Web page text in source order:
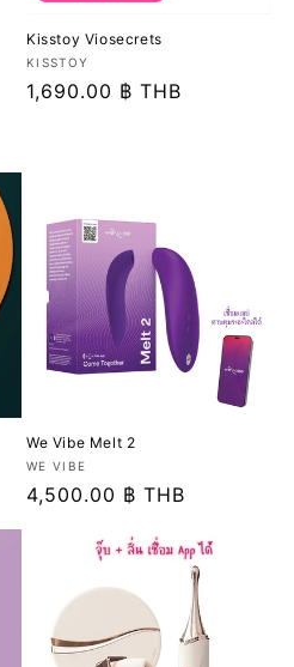
Kisstoy Viosecrets
เวน
เด
KISSTOY
ราคา
1,690.00 ฿ THB
We Vibe Melt 2
เวน
เด
WE VIBE
ราคา
4,500.00 ฿ THB